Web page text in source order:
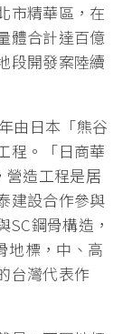
市精華區，在
體合計達百億
段開發案陸續
由日本「熊谷
程。「日商華
營造工程是居
建設合作參與
鋼骨構造，
地標，中、高
台灣代表作